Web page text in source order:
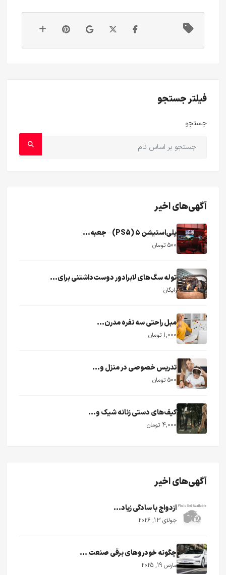
فیلتر جستجو
جستجو
آگهی‌های اخیر
پلی‌استیشن ۵ (PS5) – جعبه...
500 تومان
توله سگ‌های لابرادور دوست‌داشتنی برای...
رایگان
مبل راحتی سه نفره مدرن...
1,000 تومان
تدریس خصوصی در منزل و...
500 تومان
کیف‌های دستی زنانه شیک و...
4,000 تومان
آگهی‌های اخیر
ازدواج با سادگی زیاد...
جولای 13, 2026
چگونه خودروهای برقی صنعت ...
مارس 19, 2025